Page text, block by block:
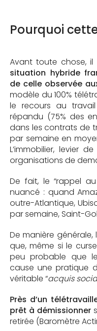
Pourquoi
Avant toute chose,
situation hybride
de celle observée
modèle du 100%
le recours au
répandu (75% des
dans les contrats de
par semaine en
L’immobilier, levier
organisations de
De fait, le “rappel
nuancé : quand
outre-Atlantique,
par semaine, Saint-
De manière générale,
que, même si le
peu probable que
cause une pratique
véritable “acquis
Près d’un
prêt à démissionner
retirée (Baromètre